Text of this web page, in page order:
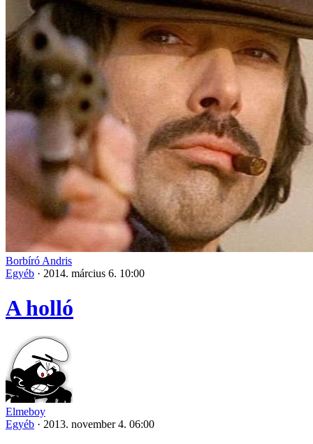
Borbíró Andris
Egyéb · 2014. március 6. 10:00
A holló
Elmeboy
Egyéb · 2013. november 4. 06:00